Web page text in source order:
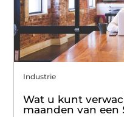
Industrie
Wat u kunt
maanden van een